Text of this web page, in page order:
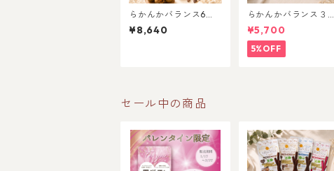
らかんかバランス6本
入8種セット
¥8,640
らかんかバランス３本
入10種セット
¥5,700
5%OFF
セール中の商品